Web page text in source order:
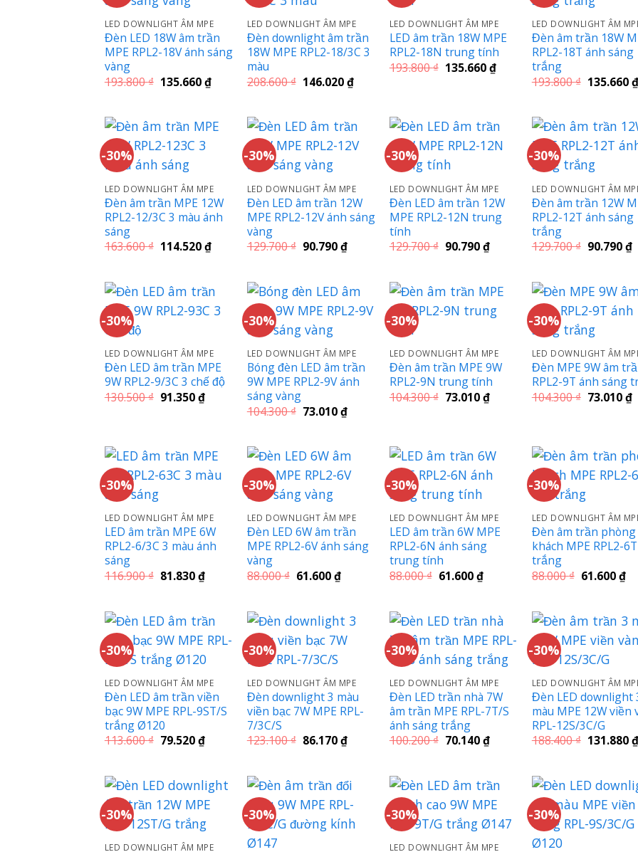
LED DOWNLIGHT ÂM MPE
Đèn LED 18W âm trần
MPE RPL2-18V ánh sáng
vàng
193.800₫ Giá
135.660₫Giá
hiện
135.660 ₫.
LED DOWNLIGHT ÂM MPE
Đèn downlight âm trần
18W MPE RPL2-18/3C 3
màu
208.600₫ Giá
146.020₫Giá
hiện
146.020 ₫.
LED DOWNLIGHT ÂM MPE
LED âm trần 18W MPE
RPL2-18N trung tính
193.800₫ Giá
135.660₫Giá
hiện
LED DOWNLIGHT ÂM
Đèn âm trần 18W
RPL2-18T ánh sáng
trắng
193.800₫ Giá
135.660₫
-30%
LED DOWNLIGHT ÂM MPE
Đèn âm trần MPE 12W
RPL2-12/3C 3 màu ánh
sáng
163.600₫ Giá
114.520₫Giá
hiện
114.520 ₫.
-30%
LED DOWNLIGHT ÂM MPE
Đèn LED âm trần 12W
MPE RPL2-12V ánh sáng
vàng
129.700₫ Giá
90.790₫Giá
hiện
90.790 ₫.
-30%
LED DOWNLIGHT ÂM MPE
Đèn LED âm trần 12W
MPE RPL2-12N trung
tính
129.700₫ Giá
90.790₫Giá
hiện
90.790 ₫.
-30%
LED DOWNLIGHT ÂM
Đèn âm trần 12W
RPL2-12T ánh sáng
trắng
129.700₫ Giá
90.790₫
-30%
LED DOWNLIGHT ÂM MPE
Đèn LED âm trần MPE
9W RPL2-9/3C 3 chế độ
130.500₫ Giá
gốc
91.350₫Giá
hiện
-30%
LED DOWNLIGHT ÂM MPE
Bóng đèn LED âm trần
9W MPE RPL2-9V ánh
sáng vàng
104.300₫ Giá
gốc
73.010₫Giá
hiện
73.010 ₫.
-30%
LED DOWNLIGHT ÂM MPE
Đèn âm trần MPE 9W
RPL2-9N trung tính
104.300₫ Giá
gốc
73.010₫Giá
hiện
-30%
LED DOWNLIGHT ÂM
Đèn MPE 9W âm
RPL2-9T ánh sáng
104.300₫ Giá
gốc
73.010₫
-30%
LED DOWNLIGHT ÂM MPE
LED âm trần MPE 6W
RPL2-6/3C 3 màu ánh
sáng
116.900₫ Giá
81.830₫Giá
hiện
81.830 ₫.
-30%
LED DOWNLIGHT ÂM MPE
Đèn LED 6W âm trần
MPE RPL2-6V ánh sáng
vàng
88.000₫ Giá
61.600₫Giá
hiện
61.600 ₫.
-30%
LED DOWNLIGHT ÂM MPE
LED âm trần 6W MPE
RPL2-6N ánh sáng
trung tính
88.000₫ Giá
61.600₫Giá
hiện
61.600 ₫.
-30%
LED DOWNLIGHT ÂM
Đèn âm trần phòng
khách MPE RPL2-
trắng
88.000₫ Giá
61.600₫Giá
-30%
LED DOWNLIGHT ÂM MPE
Đèn LED âm trần viền
bạc 9W MPE RPL-9ST/S
trắng Ø120
113.600₫ Giá
79.520₫Giá
hiện
79.520 ₫.
-30%
LED DOWNLIGHT ÂM MPE
Đèn downlight 3 màu
viền bạc 7W MPE RPL-
7/3C/S
123.100₫ Giá
86.170₫Giá
hiện
86.170 ₫.
-30%
LED DOWNLIGHT ÂM MPE
Đèn LED trần nhà 7W
âm trần MPE RPL-7T/S
ánh sáng trắng
100.200₫ Giá
70.140₫Giá
hiện
70.140 ₫.
-30%
LED DOWNLIGHT ÂM
Đèn LED downlight
màu MPE 12W viền
RPL-12S/3C/G
188.400₫ Giá
131.880₫
-30%
LED DOWNLIGHT ÂM MPE
-30% -30%
LED DOWNLIGHT ÂM MPE
-30%